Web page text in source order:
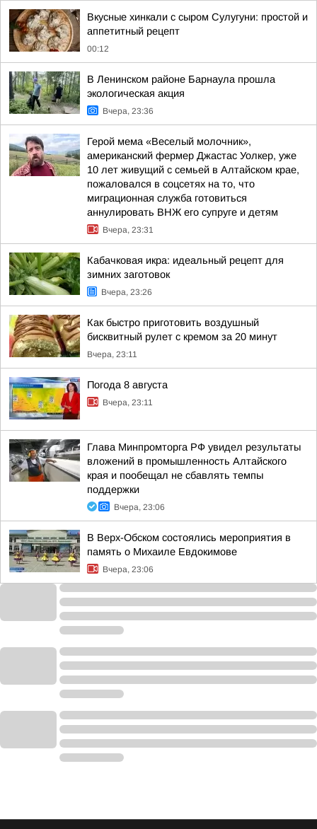
Вкусные хинкали с сыром Сулугуни: простой и
аппетитный рецепт
00:12
В Ленинском районе Барнаула прошла
экологическая акция
Вчера, 23:36
Герой мема «Веселый молочник»,
американский фермер Джастас Уолкер, уже
10 лет живущий с семьей в Алтайском крае,
пожаловался в соцсетях на то, что
миграционная служба готовиться
аннулировать ВНЖ его супруге и детям
Вчера, 23:31
Кабачковая икра: идеальный рецепт для
зимних заготовок
Вчера, 23:26
Как быстро приготовить воздушный
бисквитный рулет с кремом за 20 минут
Вчера, 23:11
Погода 8 августа
Вчера, 23:11
Глава Минпромторга РФ увидел результаты
вложений в промышленность Алтайского
края и пообещал не сбавлять темпы
поддержки
Вчера, 23:06
В Верх-Обском состоялись мероприятия в
память о Михаиле Евдокимове
Вчера, 23:06